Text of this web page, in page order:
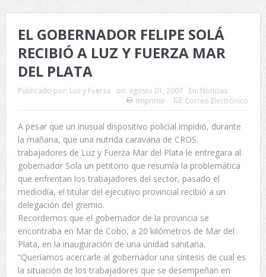
EL GOBERNADOR FELIPE SOLÁ
RECIBIÓ A LUZ Y FUERZA MAR
DEL PLATA
Publicado por: Luz y Fuerza on: agosto 01, 2007 En: Noticias
Imprimir
Correo Electrónico
A pesar que un inusual dispositivo policial impidió, durante
la mañana, que una nutrida caravana de CROS.
trabajadores de Luz y Fuerza Mar del Plata le entregara al
gobernador Sola un petitorio que resumía la problemática
que enfrentan los trabajadores del sector, pasado el
mediodía, el titular del ejecutivo provincial recibió a un
delegación del gremio.
Recordemos que el gobernador de la provincia se
encontraba en Mar de Cobo, a 20 kilómetros de Mar del
Plata, en la inauguración de una unidad sanitaria.
“Queríamos acercarle al gobernador una síntesis de cual es
la situación de los trabajadores que se desempeñan en